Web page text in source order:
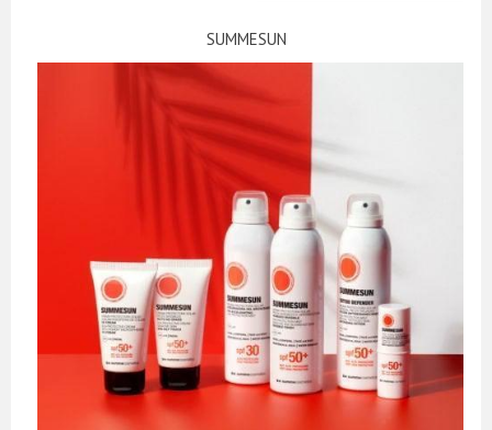
SUMMESUN